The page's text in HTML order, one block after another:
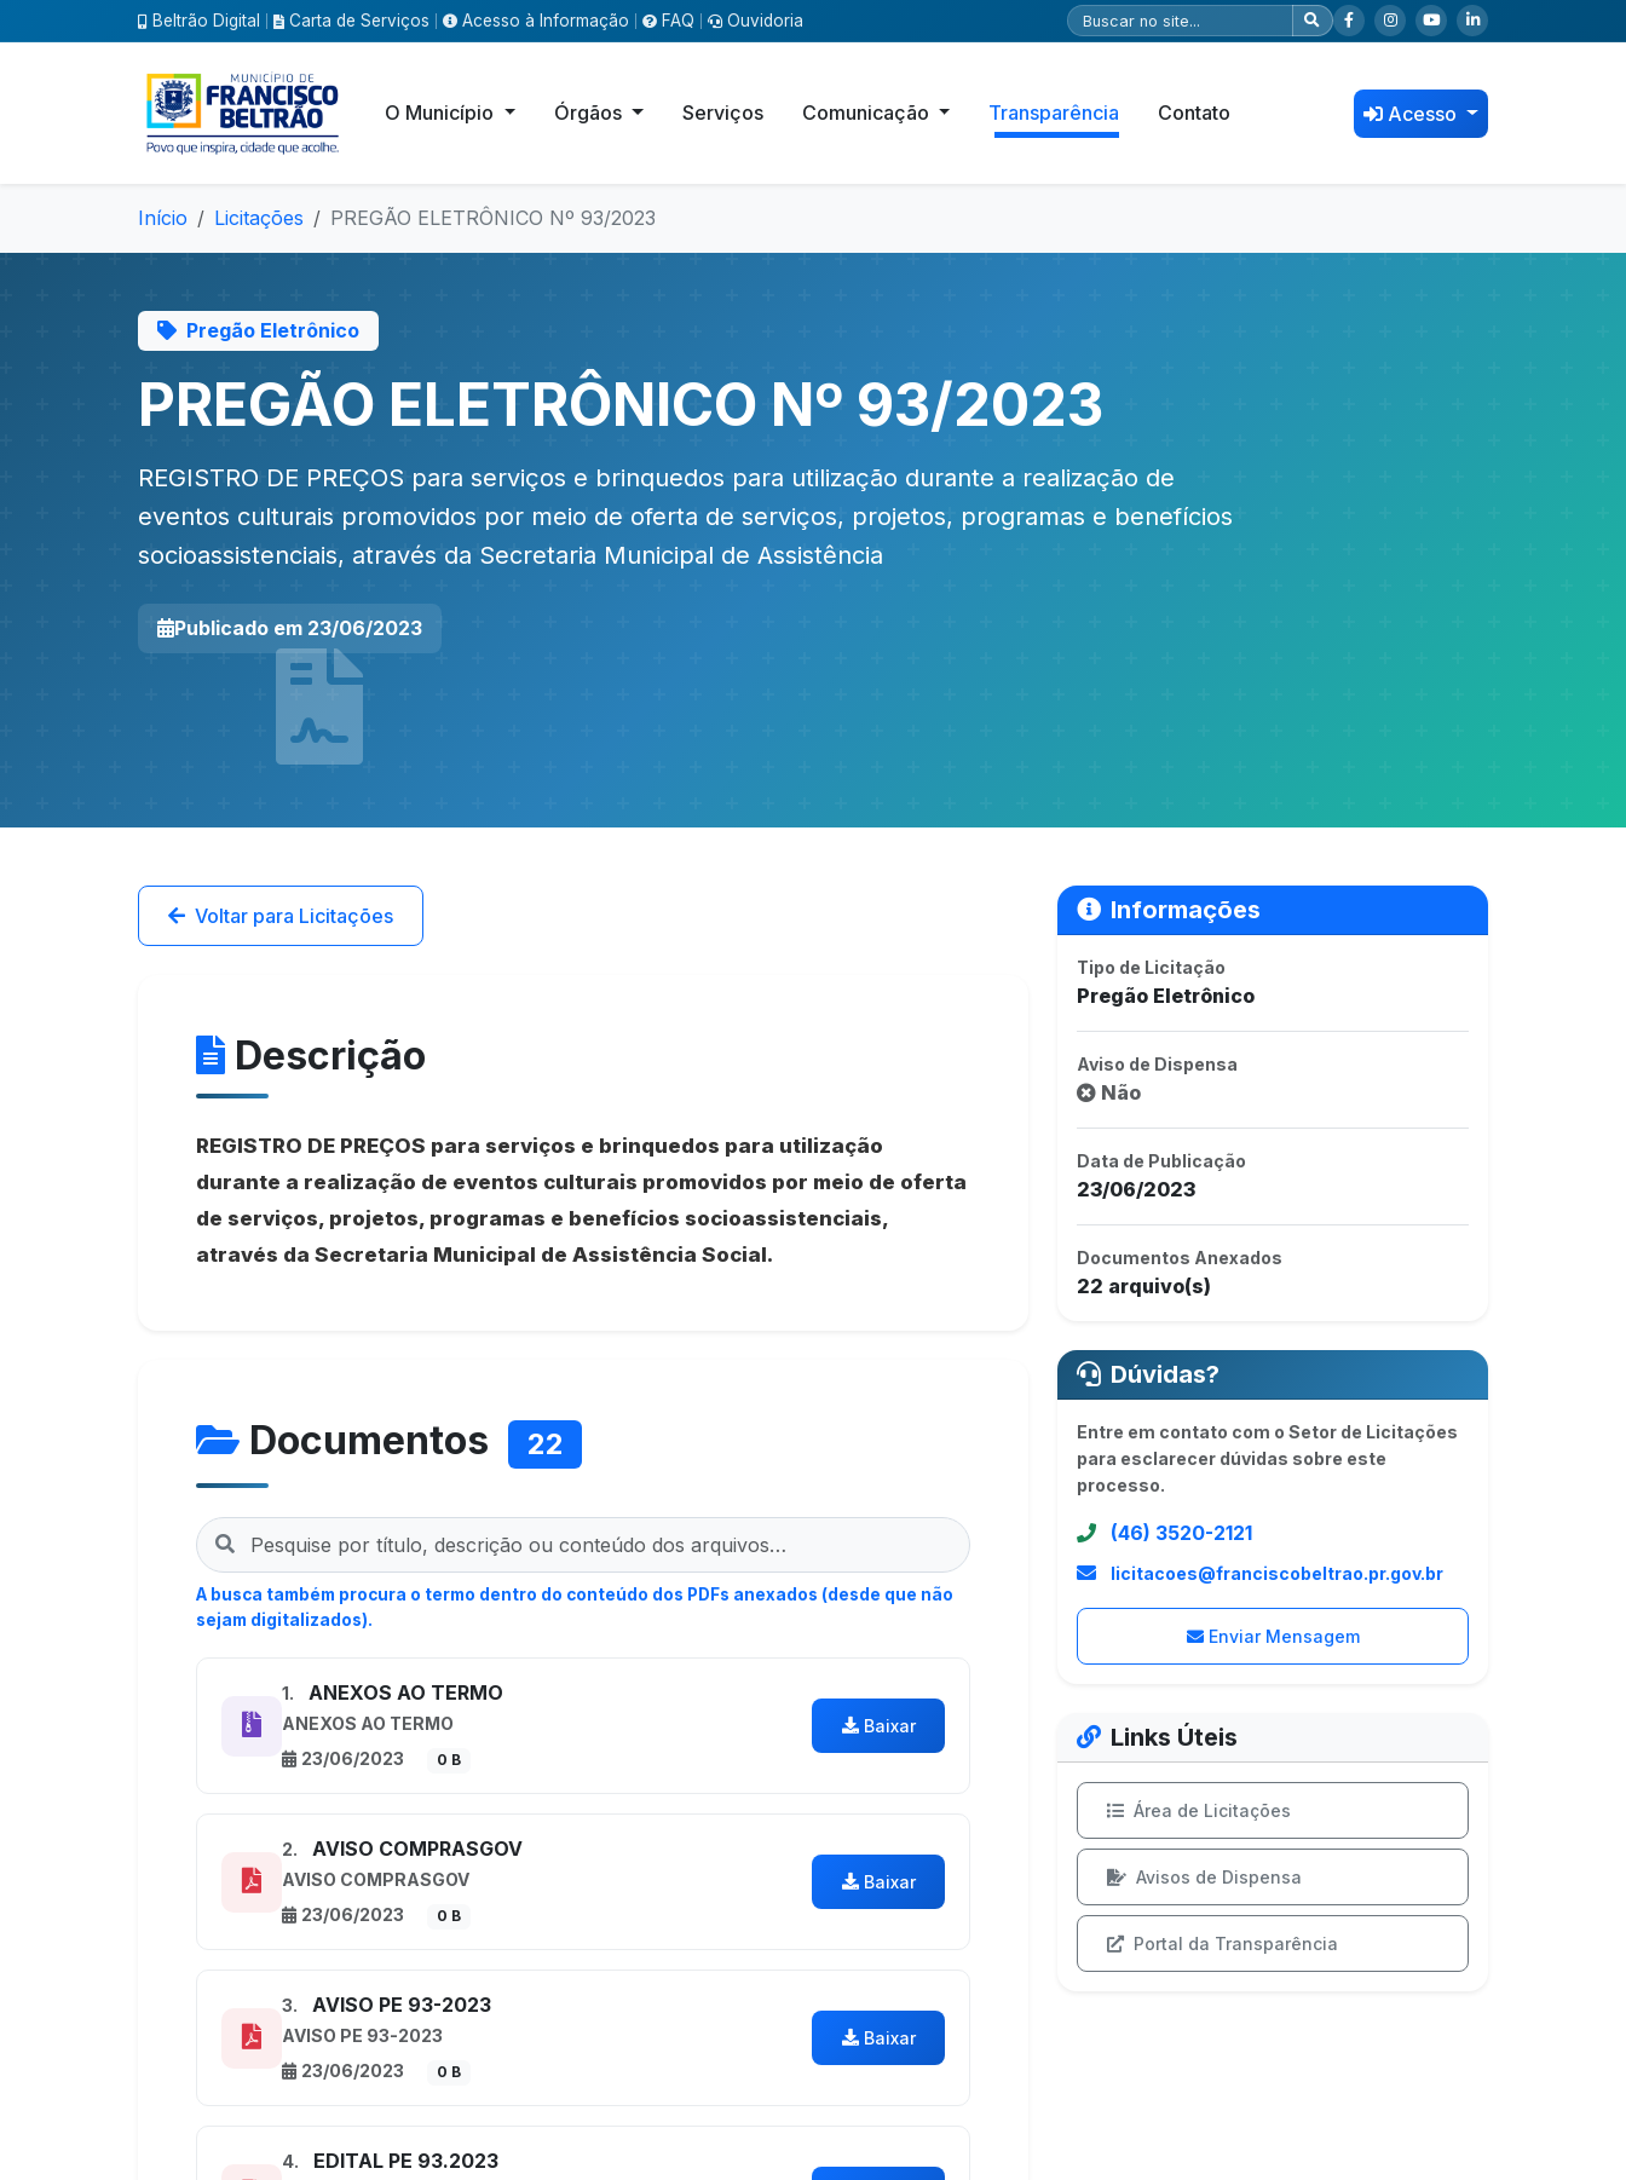
Beltrão Digital Carta de Serviços Acesso à Informação FAQ Ouvidoria
O Município Órgãos Serviços Comunicação Transparência Contato Acesso
Início Licitações PREGÃO ELETRÔNICO Nº 93/2023
Pregão Eletrônico
PREGÃO ELETRÔNICO Nº 93/2023
REGISTRO DE PREÇOS para serviços e brinquedos para utilização durante a realização de
eventos culturais promovidos por meio de oferta de serviços, projetos, programas e benefícios
socioassistenciais, através da Secretaria Municipal de Assistência
Publicado em 23/06/2023
Voltar para Licitações
Descrição
REGISTRO DE PREÇOS para serviços e brinquedos para utilização
durante a realização de eventos culturais promovidos por meio de oferta
de serviços, projetos, programas e benefícios socioassistenciais,
através da Secretaria Municipal de Assistência Social.
Documentos 22
A busca também procura o termo dentro do conteúdo dos PDFs anexados (desde que não
sejam digitalizados).
1. ANEXOS AO TERMO
ANEXOS AO TERMO
23/06/2023
0 B
Baixar
2. AVISO COMPRASGOV
AVISO COMPRASGOV
23/06/2023
0 B
Baixar
3. AVISO PE 93-2023
AVISO PE 93-2023
23/06/2023
0 B
Baixar
4. EDITAL PE 93.2023
Informações
Tipo de Licitação
Pregão Eletrônico
Aviso de Dispensa
Não
Data de Publicação
23/06/2023
Documentos Anexados
22 arquivo(s)
Dúvidas?
Entre em contato com o Setor de Licitações
para esclarecer dúvidas sobre este
processo.
(46) 3520-2121
licitacoes@franciscobeltrao.pr.gov.br
Enviar Mensagem
Links Úteis
Área de Licitações
Avisos de Dispensa
Portal da Transparência